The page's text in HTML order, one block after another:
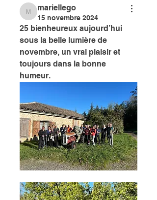
mariellego
mariellego
15 novembre 2024
25 bienheureux aujourd’hui
sous la belle lumière de
novembre, un vrai plaisir et
toujours dans la bonne
humeur.